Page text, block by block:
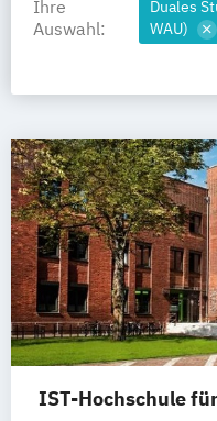
Ihre
Auswahl:
Duales
WAU)
IST-Hochschule